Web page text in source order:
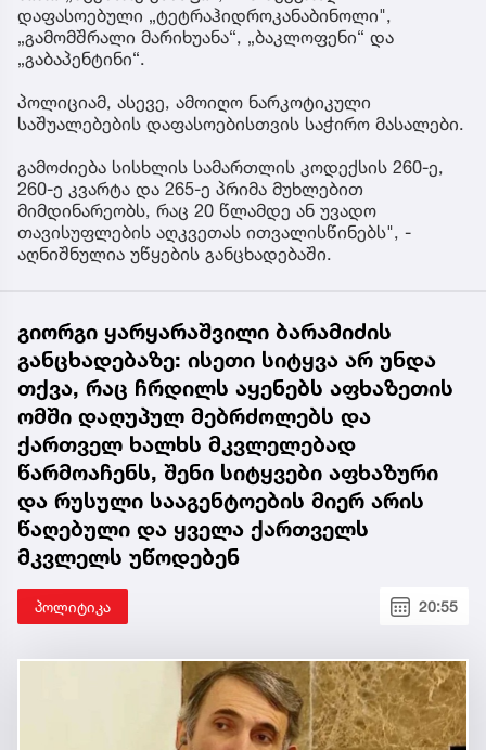
დაფასოებული „ტეტრაჰიდროკანაბინოლი",
„გამომშრალი მარიხუანა“, „ბაკლოფენი“ და
„გაბაპენტინი“.
პოლიციამ, ასევე, ამოიღო ნარკოტიკული
საშუალებების დაფასოებისთვის საჭირო მასალები.
გამოძიება სისხლის სამართლის კოდექსის 260-ე,
260-ე კვარტა და 265-ე პრიმა მუხლებით
მიმდინარეობს, რაც 20 წლამდე ან უვადო
თავისუფლების აღკვეთას ითვალისწინებს", -
აღნიშნულია უწყების განცხადებაში.
გიორგი ყარყარაშვილი ბარამიძის
განცხადებაზე: ისეთი სიტყვა არ უნდა
თქვა, რაც ჩრდილს აყენებს აფხაზეთის
ომში დაღუპულ მებრძოლებს და
ქართველ ხალხს მკვლელებად
წარმოაჩენს, შენი სიტყვები აფხაზური
და რუსული სააგენტოების მიერ არის
წაღებული და ყველა ქართველს
მკვლელს უწოდებენ
პოლიტიკა 20:55